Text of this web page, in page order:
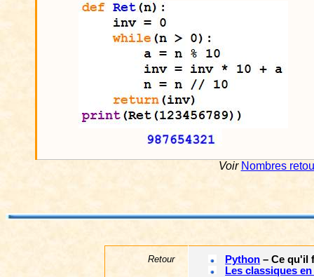
Voir Nombres
Retour Python – Ce qu'il
Les classiques